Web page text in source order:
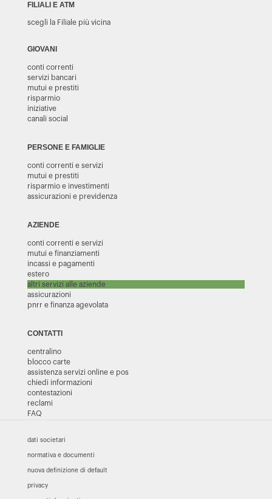
FILIALI E ATM
scegli la Filiale più vicina
GIOVANI
conti correnti
servizi bancari
mutui e prestiti
risparmio
iniziative
canali social
PERSONE E FAMIGLIE
conti correnti e servizi
mutui e prestiti
risparmio e investimenti
assicurazioni e previdenza
AZIENDE
conti correnti e servizi
mutui e finanziamenti
incassi e pagamenti
estero
altri servizi alle aziende
assicurazioni
pnrr e finanza agevolata
CONTATTI
centralino
blocco carte
assistenza servizi online e pos
chiedi informazioni
contestazioni
reclami
FAQ
dati societari
normativa e documenti
nuova definizione di default
privacy